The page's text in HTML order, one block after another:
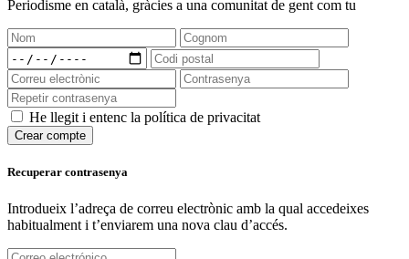
Periodisme en català, gràcies a una comunitat de gent com tu
He llegit i entenc la política de privacitat
Crear compte
Recuperar contrasenya
Introdueix l’adreça de correu electrònic amb la qual accedeixes
habitualment i t’enviarem una nova clau d’accés.